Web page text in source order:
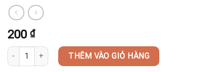
200 ₫
Xe làm phòng inox 2 túi 2 cửa VS61X10 số lượng
THÊM VÀO GIỎ HÀNG